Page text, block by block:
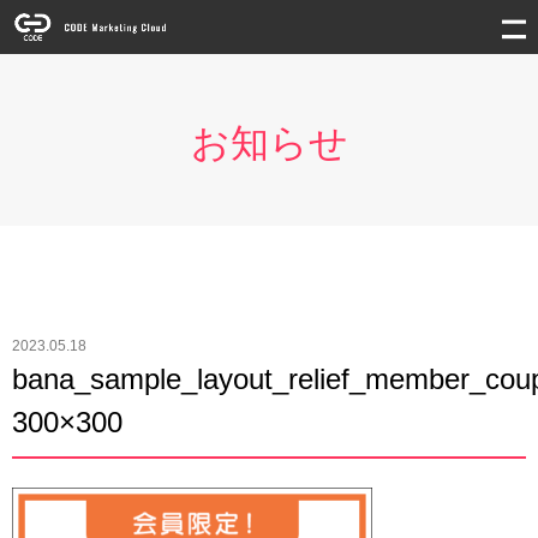
お知らせ
2023.05.18
300×300